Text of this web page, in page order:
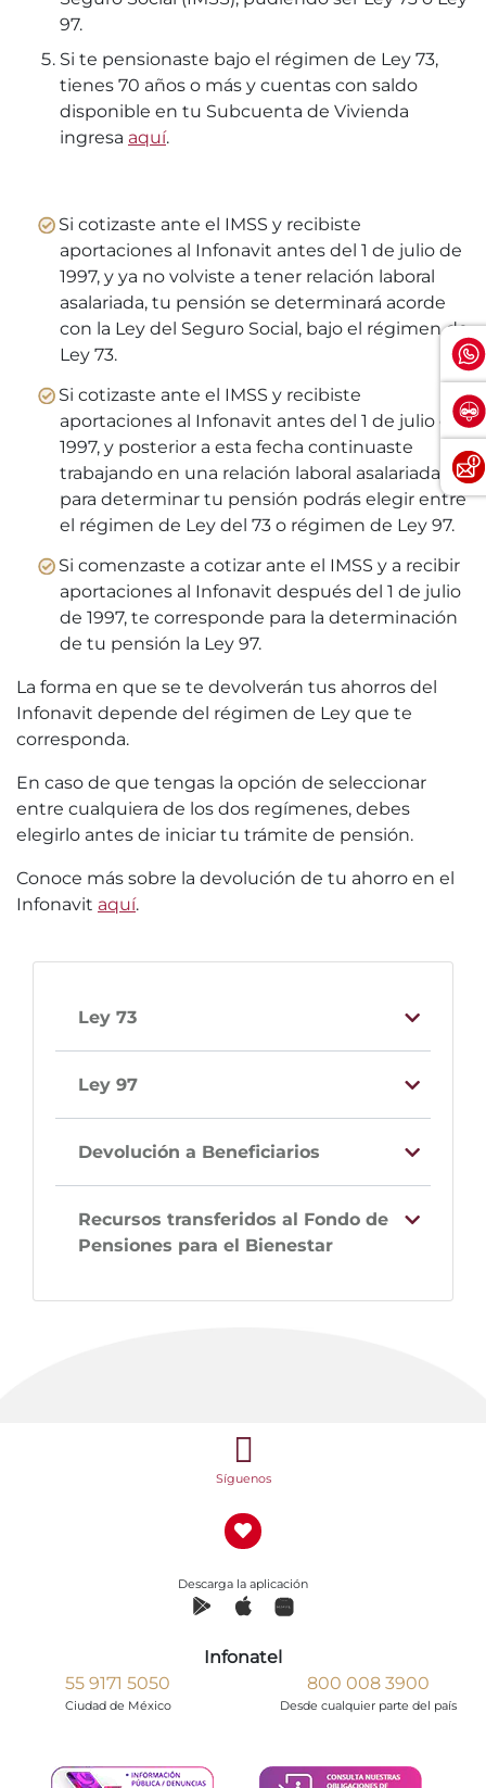
97.
Si te pensionaste bajo el régimen de Ley 73,
tienes 70 años o más y cuentas con saldo
disponible en tu Subcuenta de Vivienda
ingresa aquí.
Si cotizaste ante el IMSS y recibiste
aportaciones al Infonavit antes del 1 de julio de
1997, y ya no volviste a tener relación laboral
asalariada, tu pensión se determinará acorde
con la Ley del Seguro Social, bajo el régimen de
Ley 73.
Si cotizaste ante el IMSS y recibiste
aportaciones al Infonavit antes del 1 de julio de
1997, y posterior a esta fecha continuaste
trabajando en una relación laboral asalariada,
para determinar tu pensión podrás elegir entre
el régimen de Ley del 73 o régimen de Ley 97.
Si comenzaste a cotizar ante el IMSS y a recibir
aportaciones al Infonavit después del 1 de julio
de 1997, te corresponde para la determinación
de tu pensión la Ley 97.
La forma en que se te devolverán tus ahorros del
Infonavit depende del régimen de Ley que te
corresponda.
En caso de que tengas la opción de seleccionar
entre cualquiera de los dos regímenes, debes
elegirlo antes de iniciar tu trámite de pensión.
Conoce más sobre la devolución de tu ahorro en el
Infonavit aquí.
Ley 73
Ley 97
Devolución a Beneficiarios
Recursos transferidos al Fondo de
Pensiones para el Bienestar
Síguenos
Descarga la aplicación
Infonatel
55 9171 5050
Ciudad de México
800 008 3900
Desde cualquier parte del país